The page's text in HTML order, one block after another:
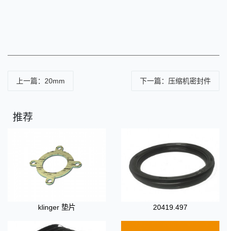
上一篇：20mm 下一篇：压缩机密封件
推荐
klinger 垫片 20419.497